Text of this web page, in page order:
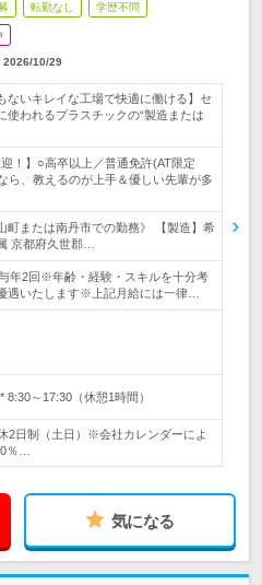
転勤なし 学歴不問
2026/10/29
ないキレイな工場で快適に働ける】セ
使われるプラスチックの“製造または
！】○高卒以上／普通免許(AT限定
、教えるのが上手＆優しい先輩が多
町または南丹市での勤務》 【製造】希
京都府久世郡…
年2回※年齢・経験・スキルを十分考
遇いたします※上記月給には一律…
～17:30（休憩1時間）
2日制（土日）※会社カレンダーによ
％…
気になる